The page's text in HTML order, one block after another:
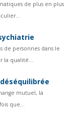
de plus en plus
de personnes dans le
la qualité...
mutuel, la
que...